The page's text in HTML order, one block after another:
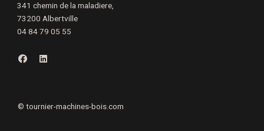
341 chemin de la maladiere,
73200 Albertville
04 84 79 05 55
F
a
o
L
i
i
© tournier-machines-bois.com